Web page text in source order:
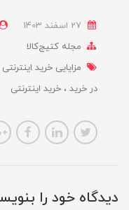
مجله کتیج‌کالا
مزایایی خرید اینترنتی
در خرید
خرید اینترنتی
دیدگاه خود را